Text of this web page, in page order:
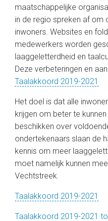
maatschappelijke
in de regio spreken af om
inwoners. Websites en
medewerkers worden
laaggeletterdheid en
Deze verbeteringen en
Taalakkoord 2019-2021
Het doel is dat alle
krijgen om beter te
beschikken over
ondertekenaars slaan de
kennis om meer
moet namelijk kunnen
Vechtstreek.
Taalakkoord 2019-2021
Taalakkoord 2019-2021